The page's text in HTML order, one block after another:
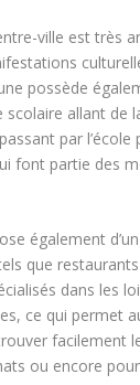
ville est très
possède
scolaire allant de
par l’école
font partie des
également
que
dans les
ce qui permet
facilement
ou encore